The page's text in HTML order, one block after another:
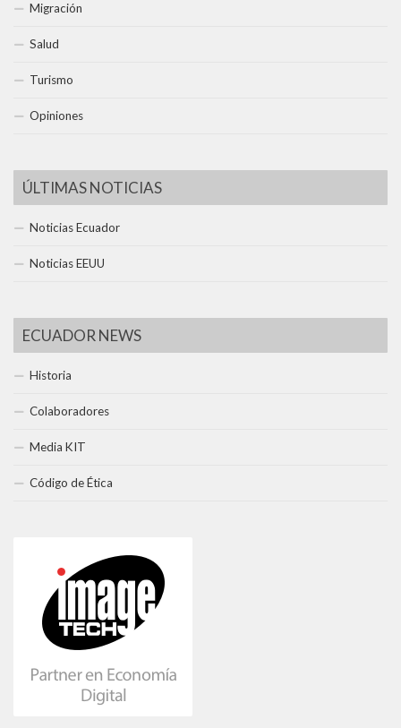
Migración
Salud
Turismo
Opiniones
ÚLTIMAS NOTICIAS
Noticias Ecuador
Noticias EEUU
ECUADOR NEWS
Historia
Colaboradores
Media KIT
Código de Ética